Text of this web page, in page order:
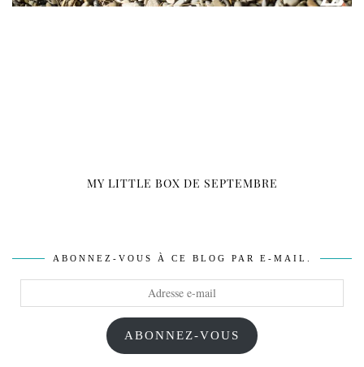
MY LITTLE BOX DE SEPTEMBRE
ABONNEZ-VOUS À CE BLOG PAR E-MAIL.
ABONNEZ-VOUS